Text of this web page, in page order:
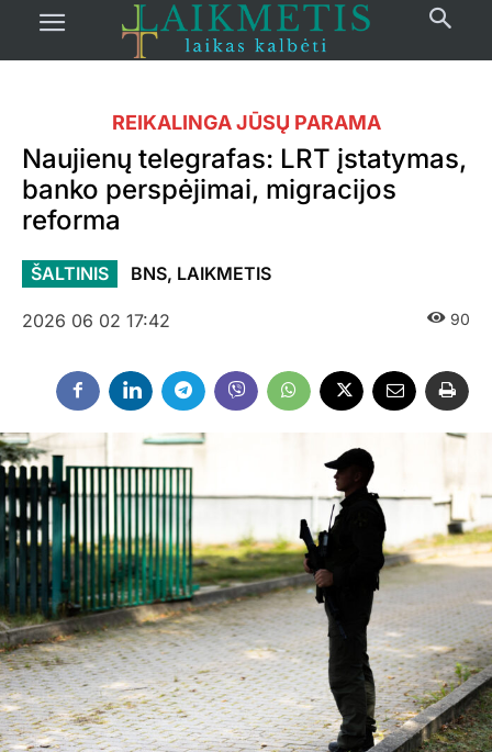
REIKALINGA JŪSŲ PARAMA
Naujienų telegrafas: LRT įstatymas,
banko perspėjimai, migracijos
reforma
ŠALTINIS BNS, LAIKMETIS
2026 06 02 17:42 90